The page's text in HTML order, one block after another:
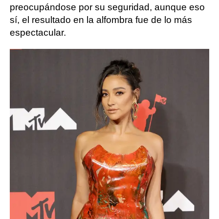
preocupándose por su seguridad, aunque eso
sí, el resultado en la alfombra fue de lo más
espectacular.